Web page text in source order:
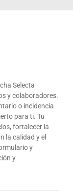
Selecta
y colaboradores.
o incidencia
para ti. Tu
fortalecer la
la calidad y el
y
y